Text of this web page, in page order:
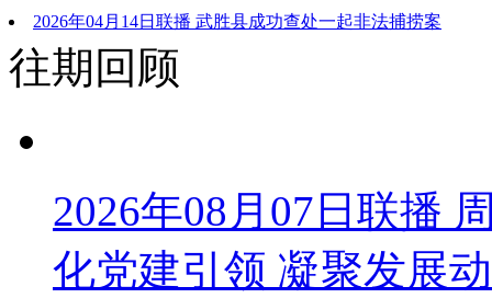
2026年04月14日联播 武胜县成功查处一起非法捕捞案
往期回顾
2026年08月07日联播
化党建引领 凝聚发展